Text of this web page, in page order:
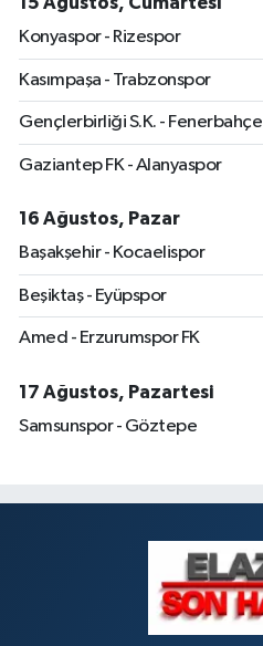
Konyaspor - Rizespor
Kasımpaşa - Trabzonspor
Gençlerbirliği S.K. - Fenerbahçe
Gaziantep FK - Alanyaspor
16 Ağustos, Pazar
Başakşehir - Kocaelispor
Beşiktaş - Eyüpspor
Amed - Erzurumspor FK
17 Ağustos, Pazartesi
Samsunspor - Göztepe